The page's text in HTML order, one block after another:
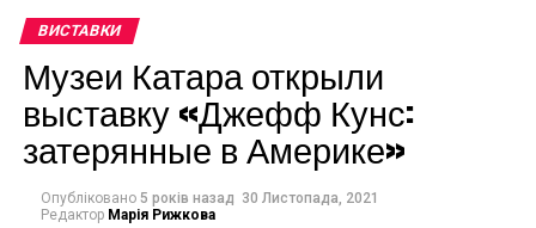
Artsy.net, офіційний онлайн-партнер PBM+C, який
дозволив колекціонерам та любителям мистецтва
переглядати стенди учасників, робити запити на
продаж та отримувати доступ до інформації про
ярмарок онлайн через Artsynet та додаток Artsy.
Его работы наполнены его художественным
Через свои работы, Андрей пытается говорить со
ВИСТАВКИ
Музеи Катара открыли
выставку «Джефф Кунс:
затерянные в Америке»
Опубліковано 5 років назад 30 Листопада, 2021
Редактор Марія Рижкова